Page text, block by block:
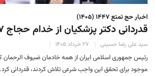
اخبار حج تمتع ۱۴۴۷ (۱۴۰۵)
قدردانی دکتر پزشکیان از خدام حجاج ۱۴۴۷ (۱۴۰۵)
سید علی رضا حسینی ۲۷ خرداد ۱۴۰۵
رئیس جمهوری اسلامی ایران از همه خادمان ضیوف الرحمان
موجود برای تحقق این واجب شرعی تلاش کردند، قدردانی کرد.